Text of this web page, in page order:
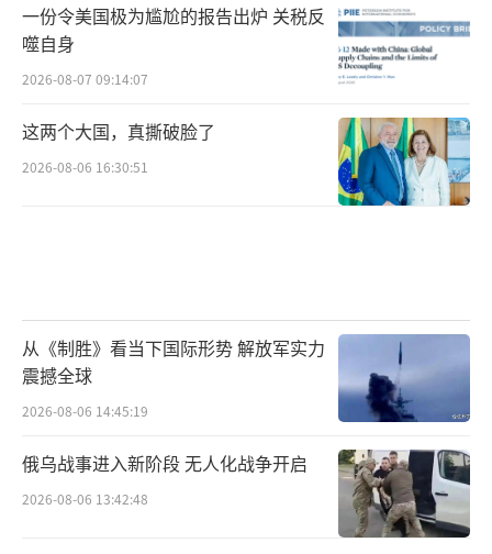
一份令美国极为尴尬的报告出炉 关税反
噬自身
2026-08-07 09:14:07
这两个大国，真撕破脸了
2026-08-06 16:30:51
从《制胜》看当下国际形势 解放军实力
震撼全球
2026-08-06 14:45:19
俄乌战事进入新阶段 无人化战争开启
2026-08-06 13:42:48